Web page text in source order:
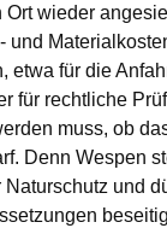
Ort wieder
und
etwa für die
für rechtliche
muss, ob
Denn Wespen
und